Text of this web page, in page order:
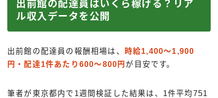
出前館の配達員はいくら稼げる？リア
ル収入データを公開
出前館の配達員の報酬相場は、
時給1,400〜1,900
円・配達1件あたり600〜800円 が目安です。
筆者が東京都内で1週間検証した結果は、1件平均751